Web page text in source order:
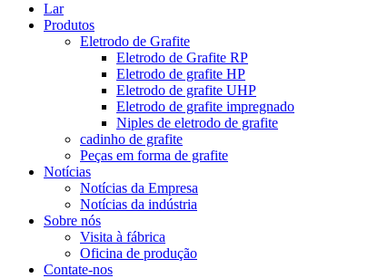
Lar
Produtos
Eletrodo de Grafite
Eletrodo de Grafite RP
Eletrodo de grafite HP
Eletrodo de grafite UHP
Eletrodo de grafite impregnado
Niples de eletrodo de grafite
cadinho de grafite
Peças em forma de grafite
Notícias
Notícias da Empresa
Notícias da indústria
Sobre nós
Visita à fábrica
Oficina de produção
Contate-nos